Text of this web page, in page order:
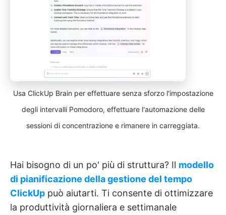
Usa ClickUp Brain per effettuare senza sforzo l'impostazione
degli intervalli Pomodoro, effettuare l'automazione delle
sessioni di concentrazione e rimanere in carreggiata.
Hai bisogno di un po' più di struttura? Il modello
di pianificazione della gestione del tempo
ClickUp può aiutarti. Ti consente di ottimizzare
la produttività giornaliera e settimanale